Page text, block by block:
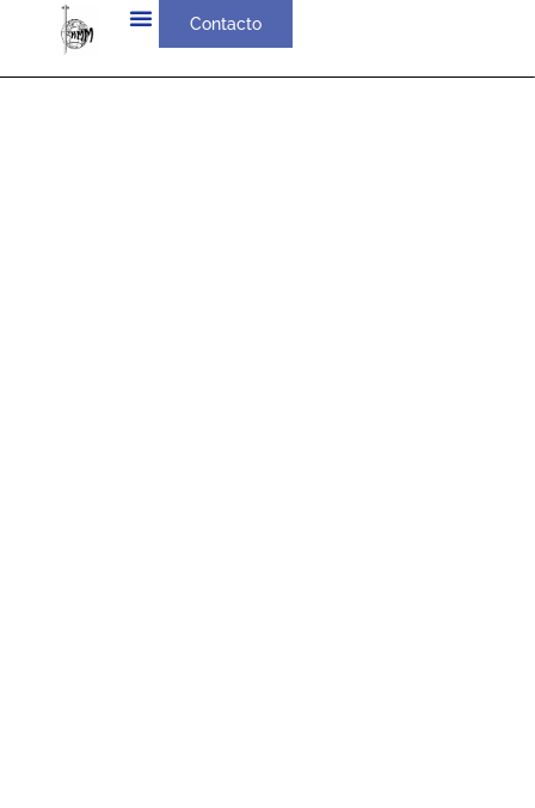
Contacto